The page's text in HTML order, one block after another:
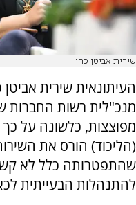
שירית אביטן כהן
העיתונאית שירית אביטן
מנכ"לית רשות החברות
מפוצצות, כלשונה על
(הליכוד) הורס את
שהתפטרותה כלל לא
להתנהלות הבעייתית